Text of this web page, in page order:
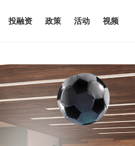
投融资 政策 活动 视频